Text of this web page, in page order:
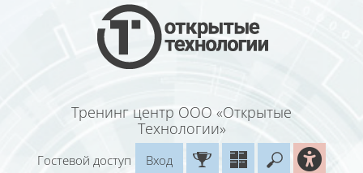
Перейти к основному содержанию
Тренинг центр ООО «Открытые
Технологии»
Гостевой доступ
Вход